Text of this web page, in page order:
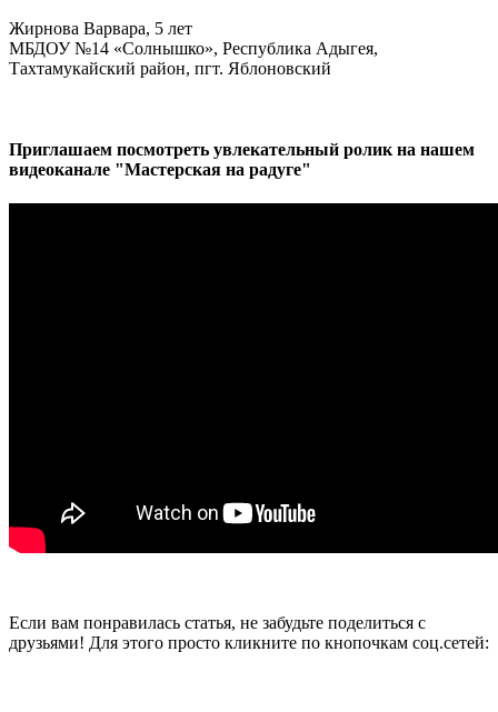
Жирнова Варвара, 5 лет
МБДОУ №14 «Солнышко», Республика Адыгея,
Тахтамукайский район, пгт. Яблоновский
Приглашаем посмотреть увлекательный ролик на нашем
видеоканале "Мастерская на радуге"
Если вам понравилась статья, не забудьте поделиться с
друзьями! Для этого просто кликните по кнопочкам соц.сетей: